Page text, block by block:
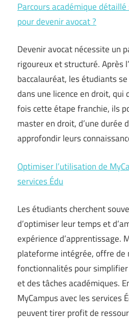
Parcours académique détaillé
pour devenir avocat ?
Devenir avocat nécessite un
rigoureux et structuré. Après
baccalauréat, les étudiants
dans une licence en droit, qui
fois cette étape franchie, ils
master en droit, d’une durée
approfondir leurs
Optimiser l’utilisation de
services Édu
Les étudiants cherchent
d’optimiser leur temps et
expérience d’apprentissage.
plateforme intégrée, offre de
fonctionnalités pour
et des tâches académiques.
MyCampus avec les services
peuvent tirer profit de